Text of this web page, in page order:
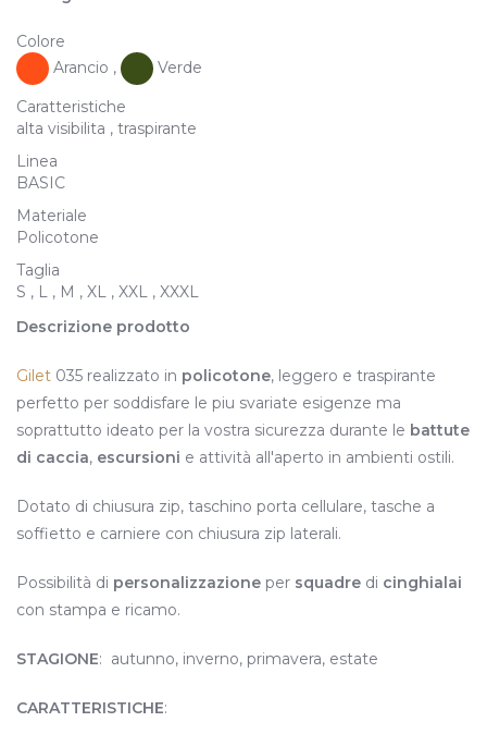
Colore
Arancio ,
Verde
Caratteristiche
alta visibilita , traspirante
Linea
BASIC
Materiale
Policotone
Taglia
S , L , M , XL , XXL , XXXL
Descrizione prodotto
Gilet 035 realizzato in policotone, leggero e traspirante
perfetto per soddisfare le piu svariate esigenze ma
soprattutto ideato per la vostra sicurezza durante le battute
di caccia, escursioni e attività all'aperto in ambienti ostili.
Dotato di chiusura zip, taschino porta cellulare, tasche a
soffietto e carniere con chiusura zip laterali.
Possibilità di personalizzazione per squadre di cinghialai
con stampa e ricamo.
STAGIONE: autunno, inverno, primavera, estate
CARATTERISTICHE: